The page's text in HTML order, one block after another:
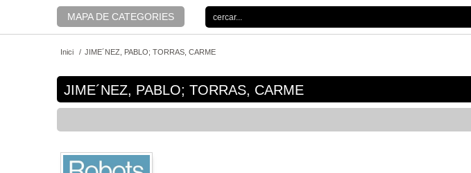
MAPA DE CATEGORIES
Inici / JIME´NEZ, PABLO; TORRAS, CARME
JIME´NEZ, PABLO; TORRAS, CARME